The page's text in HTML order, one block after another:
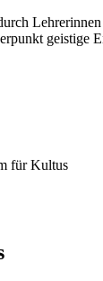
geistige
für Kultus